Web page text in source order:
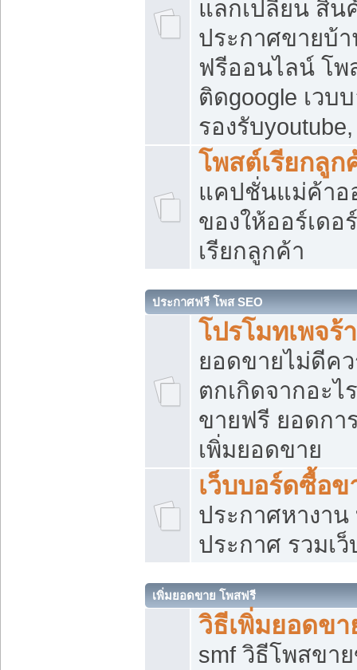
แลกเปลี่ยน สิน
ประกาศขายบ้
ฟรีออนไลน์ โพ
ติดgoogle เวบ
รองรับ
โพสต์เรียกลูก
แคปชั่นแม่ค้าอ
ของให้ออร์เดอ
เรียกลูกค้า
ประกาศฟรี โพส SEO
โปรโมทเพจร้
ยอดขายไม่ดีค
ตกเกิดจากอะไ
ขายฟรี ยอดกา
เพิ่มยอดขาย
เว็บบอร์ดซื้อข
ประกาศหางาน
ประกาศ รวมเ
เพิ่มยอดขาย โพสฟรี
วิธีเพิ่มยอดข
smf วิธีโพสขา